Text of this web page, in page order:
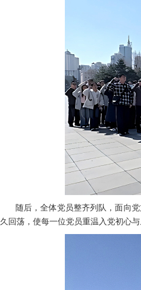
随后，全体党员整齐列队，面向
久回荡，使每一位党员重温入党初心